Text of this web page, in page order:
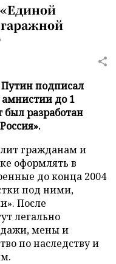
подписал
до 1
был разработан
гражданам и
оформлять в
до конца 2004
под ними,
После
легально
мены и
по наследству и